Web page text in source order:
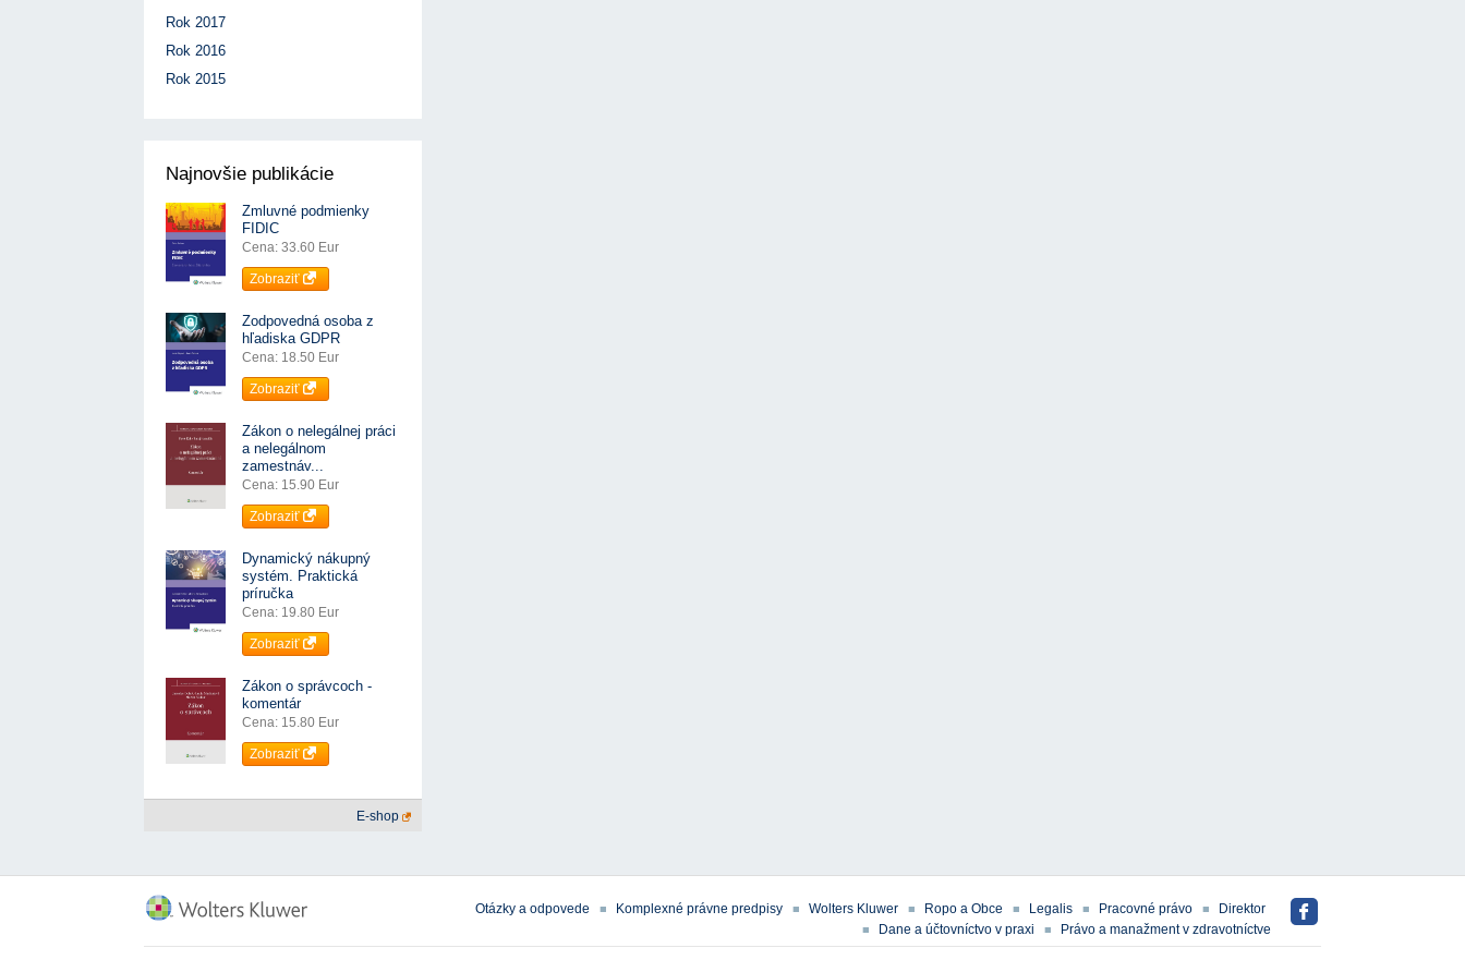
Rok 2017
Rok 2016
Rok 2015
Najnovšie publikácie
Zmluvné podmienky
FIDIC
Cena: 33.60 Eur
Zobraziť
Zodpovedná osoba z
hľadiska GDPR
Cena: 18.50 Eur
Zobraziť
Zákon o nelegálnej práci
a nelegálnom
zamestnáv...
Cena: 15.90 Eur
Zobraziť
Dynamický nákupný
systém. Praktická
príručka
Cena: 19.80 Eur
Zobraziť
Zákon o správcoch -
komentár
Cena: 15.80 Eur
Zobraziť
E-shop
Otázky a odpovede Komplexné právne predpisy Wolters Kluwer Ropo a Obce Legalis Pracovné právo
Direktor
Dane a účtovníctvo v praxi
Právo a manažment v zdravotníctve